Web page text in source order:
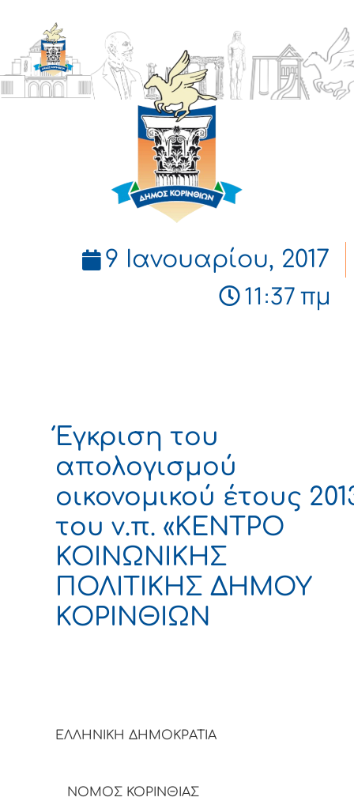
ΔΗΜΟΣ
ΚΟΡΙΝΘΙΩΝ
9 Ιανουαρίου, 2017
11:37 πμ
Έγκριση του
απολογισμού
οικονομικού έτους
του ν.π. «ΚΕΝΤΡΟ
ΚΟΙΝΩΝΙΚΗΣ
ΠΟΛΙΤΙΚΗΣ ΔΗΜΟΥ
ΚΟΡΙΝΘΙΩΝ
ΕΛΛΗΝΙΚΗ
ΝΟΜΟΣ ΚΟΡΙΝΘΙΑΣ